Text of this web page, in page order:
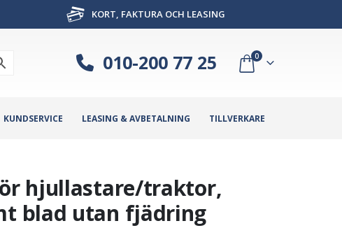
KORT, FAKTURA OCH LEASING
010-200 77 25 0
KUNDSERVICE LEASING & AVBETALNING TILLVERKARE
hjullastare/traktor,
blad utan fjädring